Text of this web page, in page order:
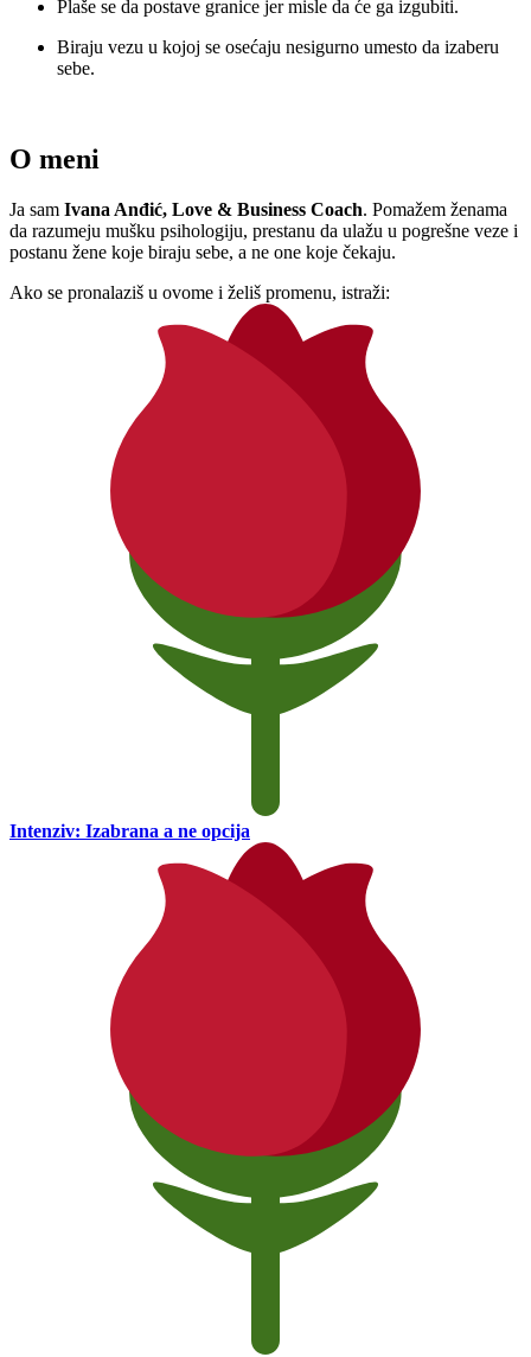
Plaše se da postave granice jer misle da će ga izgubiti.
Biraju vezu u kojoj se osećaju nesigurno umesto da izaberu
sebe.
O meni
Ja sam Ivana Anđić, Love & Business Coach. Pomažem ženama
da razumeju mušku psihologiju, prestanu da ulažu u pogrešne veze i
postanu žene koje biraju sebe, a ne one koje čekaju.
Ako se pronalaziš u ovome i želiš promenu, istraži:
Intenziv: Izabrana a ne opcija